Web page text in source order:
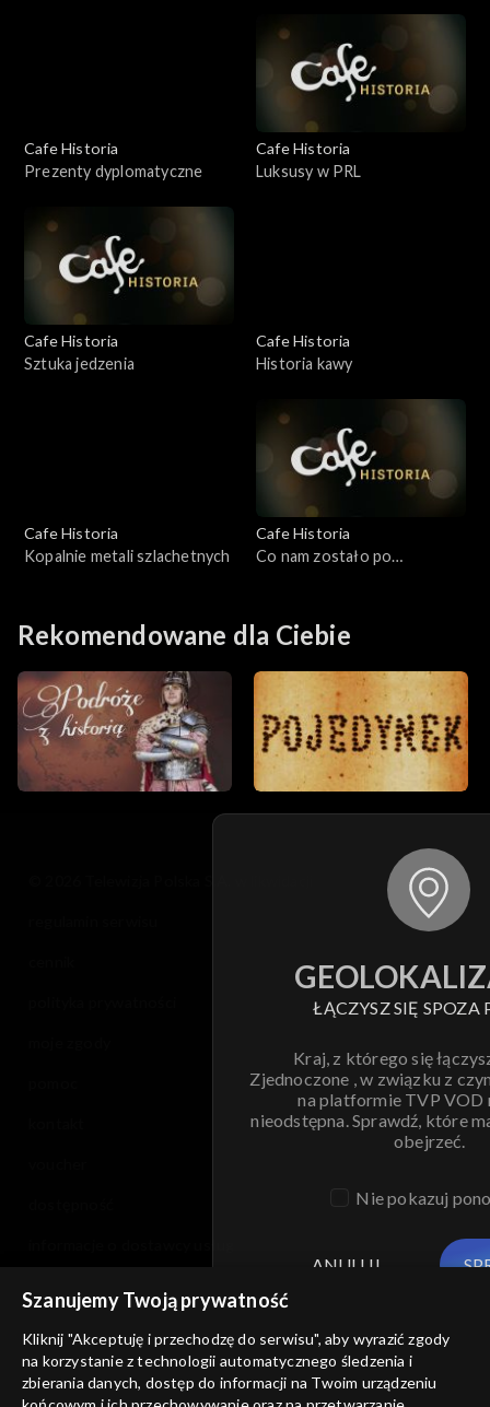
Cafe Historia
Prezenty dyplomatyczne
Cafe Historia
Luksusy w PRL
Cafe Historia
Sztuka jedzenia
Cafe Historia
Historia kawy
Cafe Historia
Kopalnie metali szlachetnych
Cafe Historia
Co nam zostało po
Rekomendowane dla Ciebie
ŁĄCZYSZ SIĘ SPOZA
Kraj, z którego się
Zjednoczone , w związku z
na platformie TVP VOD
nieodstępna. Sprawdź, które
obejrzeć.
Nie pokazuj
ANULUJ
Szanujemy Twoją prywatność
Kliknij "Akceptuję i przechodzę do serwisu", aby wyrazić zgody
na korzystanie z technologii automatycznego śledzenia i
zbierania danych, dostęp do informacji na Twoim urządzeniu